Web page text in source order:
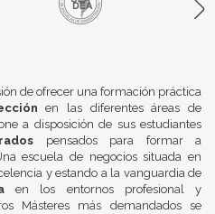
de ofrecer una formación práctica
en las diferentes áreas de
a disposición de sus estudiantes
pensados para formar a
escuela de negocios situada en
y estando a la vanguardia de
en los entornos profesional y
Másteres más demandados se